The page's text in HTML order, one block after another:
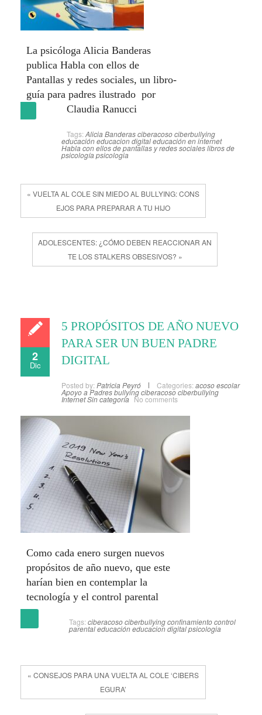
La psicóloga Alicia Banderas
publica Habla con ellos de
Pantallas y redes sociales, un libro-
guía para padres ilustrado por
Claudia Ranucci
Tags: Alicia Banderasciberacosociberbullying
educacióneducacion digitaleducación en internet
Habla con ellos de pantallas y redes socialeslibros de
psicología psicologia
« VUELTA AL COLE SIN MIEDO AL BULLYING: CONS
EJOS PARA PREPARAR A TU HIJO
ADOLESCENTES: ¿CÓMO DEBEN REACCIONAR AN
TE LOS STALKERS OBSESIVOS? »
2
Dic
5 PROPÓSITOS DE AÑO NUEVO
PARA SER UN BUEN PADRE
DIGITAL
Posted by: Patricia Peyró Categories: acoso escolar
Apoyo a Padresbullyingciberacosociberbullying
InternetSin categoría No comments
Como cada enero surgen nuevos
propósitos de año nuevo, que este
harían bien en contemplar la
tecnología y el control parental
Tags: ciberacosociberbullyingconfinamientocontrol
parentaleducacióneducacion digitalpsicologia
« CONSEJOS PARA UNA VUELTA AL COLE ‘CIBERS
EGURA’